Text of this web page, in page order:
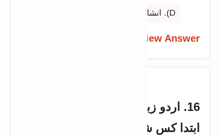
D). انشائیہ
View Answer
16. اردو زبان میں گیت نگاری کی
ابتدا کس شاعر نے کی؟